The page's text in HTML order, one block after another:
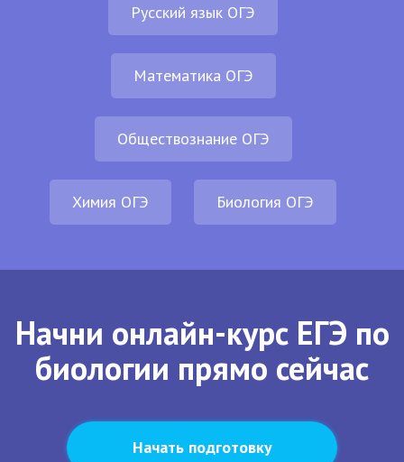
Русский язык ОГЭ
Математика ОГЭ
Обществознание ОГЭ
Химия ОГЭ Биология ОГЭ
Начни онлайн-курс ЕГЭ по
биологии прямо сейчас
Начать подготовку